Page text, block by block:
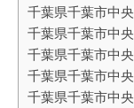
千葉県千葉市中
千葉県千葉市中
千葉県千葉市中
千葉県千葉市中
千葉県千葉市中